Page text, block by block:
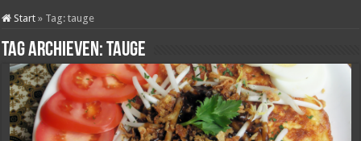
Start » Tag:tauge
Tag archieven:tauge